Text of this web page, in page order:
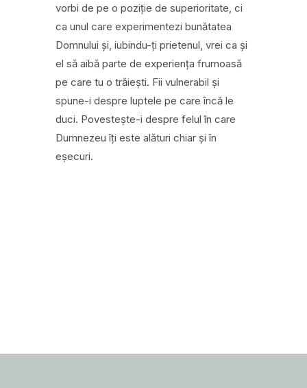
vorbi de pe o poziție de superioritate, ci
ca unul care experimentezi bunătatea
Domnului și, iubindu-ți prietenul, vrei ca și
el să aibă parte de experiența frumoasă
pe care tu o trăiești. Fii vulnerabil și
spune-i despre luptele pe care încă le
duci. Povestește-i despre felul în care
Dumnezeu îți este alături chiar și în
eșecuri.